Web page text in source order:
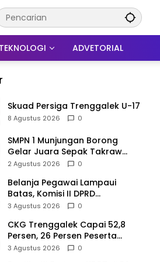
TEKNOLOGI ADVETORIAL
Skuad Persiga Trenggalek U-17
8 Agustus 2026 0
SMPN 1 Munjungan Borong
Gelar Juara Sepak Takraw
PHBN Trenggalek 2026, Jadi
2 Agustus 2026 0
Belanja Pegawai Lampaui
Batas, Komisi II DPRD
Trenggalek Nilai Pemda Salah
3 Agustus 2026 0
CKG Trenggalek Capai 52,8
Persen, 26 Persen Peserta
Berpotensi Alami Masalah
3 Agustus 2026 0